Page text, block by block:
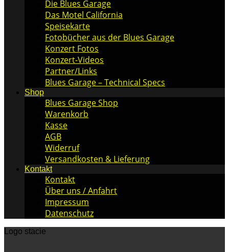
Die Blues Garage
Das Motel California
Speisekarte
Fotobücher aus der Blues Garage
Konzert Fotos
Konzert-Videos
Partner/Links
Blues Garage – Technical Specs
Shop
Blues Garage Shop
Warenkorb
Kasse
AGB
Widerruf
Versandkosten & Lieferung
Kontakt
Kontakt
Über uns / Anfahrt
Impressum
Datenschutz
Logo stacie